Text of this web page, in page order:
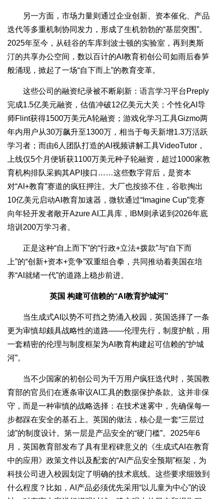
另一方面，市场力量则通过企业创新、资本催化、产品
迭代等多重机制协同发力，形成了生机勃勃的“基层突围”。
2025年至今，从硅谷的车库到波士顿的实验室，再到奥斯
汀的共享办公空间，数以百计的AI教育初创公司如雨后春笋
般涌现，掀起了一场“自下而上”的教育变革。
这些公司的融资纪录被不断刷新：语言学习平台Preply
完成1.5亿美元融资，估值冲破12亿美元大关；个性化AI导
师Flint获得1500万美元A轮融资；游戏化学习工具Gizmo两
年内用户从30万飙升至1300万，相当于每天新增1.3万活跃
学习者；而由6人团队打造的AI视频讲解工具VideoTutor，
上线仅5个月便斩获1100万美元种子轮融资，超过1000家教
育机构排队采购其API接口……这些数字背后，是资本
对“AI+教育”赛道的疯狂押注。大厂也按捺不住，谷歌掏出
10亿美元启动AI教育加速器，微软通过“Imagine Cup”竞赛
向年轻开发者敞开Azure AI工具库，IBM则承诺到2026年底
培训200万学习者。
正是这种“自上而下”的“行政+立法+拨款”与“自下而
上”的“创新+资本+竞争”双重组合拳，共同推动着美国在培
养“AI就绪一代”的道路上稳步前进。
英国 构建可信赖的“AI教育护城河”
当生成式AI以势不可挡之势涌入校园，英国选择了一条
更为审慎却颇具战略性的道路——伦理先行，制度护航，用
一套精密的伦理与制度框架为AI教育构建起可信赖的“护城
河”。
当不少国家的初创公司为千万用户疯狂迭代时，英国教
育部的官员们在逐条审议AI工具的数据保护条款。这并非保
守，而是一种审慎的战略选择：在技术迷雾中，先确保每一
步都踩在安全的基石上。英国的做法，核心是一套“三层过
滤”的制度设计。第一层是产品安全的“硬门槛”。2025年6
月，英国教育部发布了具有里程碑意义的《生成式AI在教育
中的应用》政策文件以及配套的“AI产品安全预期”框架，为
科技公司进入校园划定了明确的技术底线。这些要求细致到
什么程度？比如，AI产品必须优先采用“以儿童为中心”的设